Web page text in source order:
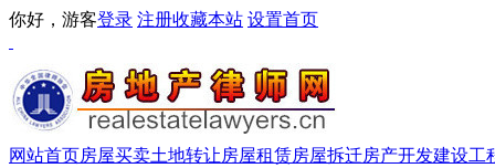
你好，游客登录 注册收藏本站 设置首页
网站首页房屋买卖土地转让房屋租赁房屋拆迁房产开发建设工